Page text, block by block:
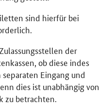
sind hierfür bei
der
ob diese indes
Eingang und
dies ist unabhängig von
zu betrachten.